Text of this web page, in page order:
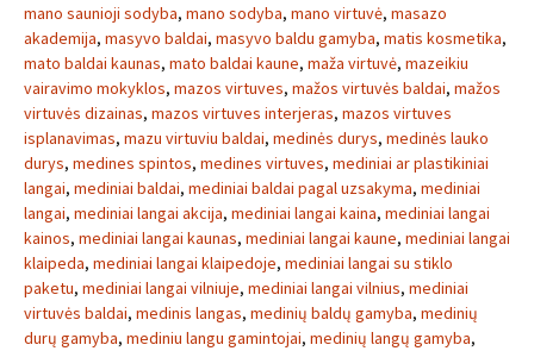
mano saunioji sodyba, mano sodyba, mano virtuvė, masazo
akademija, masyvo baldai, masyvo baldu gamyba, matis kosmetika,
mato baldai kaunas, mato baldai kaune, maža virtuvė, mazeikiu
vairavimo mokyklos, mazos virtuves, mažos virtuvės baldai, mažos
virtuvės dizainas, mazos virtuves interjeras, mazos virtuves
isplanavimas, mazu virtuviu baldai, medinės durys, medinės lauko
durys, medines spintos, medines virtuves, mediniai ar plastikiniai
langai, mediniai baldai, mediniai baldai pagal uzsakyma, mediniai
langai, mediniai langai akcija, mediniai langai kaina, mediniai langai
kainos, mediniai langai kaunas, mediniai langai kaune, mediniai langai
klaipeda, mediniai langai klaipedoje, mediniai langai su stiklo
paketu, mediniai langai vilniuje, mediniai langai vilnius, mediniai
virtuvės baldai, medinis langas, medinių baldų gamyba, medinių
durų gamyba, mediniu langu gamintojai, medinių langų gamyba,